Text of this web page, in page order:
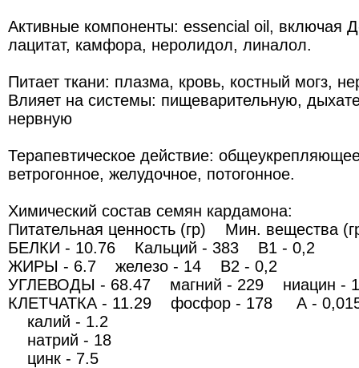
Активные компоненты: essencial oil, включая
лацитат, камфора, неролидол, линалол.
Питает ткани: плазма, кровь, костный могз,
Влияет на системы: пищеварительную,
нервную
Терапевтическое действие:
ветрогонное, желудочное, потогонное.
Химический состав семян кардамона:
Питательная ценность (гр) Мин. вещества
БЕЛКИ - 10.76 Кальций - 383 В1 - 0,2
ЖИРЫ - 6.7 железо - 14 В2 - 0,2
УГЛЕВОДЫ - 68.47 магний - 229 ниацин -
КЛЕТЧАТКА - 11.29 фосфор - 178 А -
калий - 1.2
натрий - 18
цинк - 7.5